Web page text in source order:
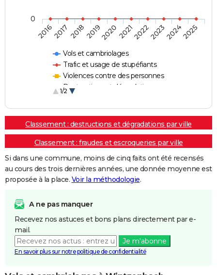
Vols et cambriolages
Trafic et usage de stupéfiants
Violences contre des personnes
Destructions et dégradations
1/2
20162017 20182019202020212022202320242025
0
Classement : destructions et dégradations par ville
Classement : fraudes et escroqueries par ville
Si dans une commune, moins de cinq faits ont été recensés
au cours des trois dernières années, une donnée moyenne est
proposée à la place. Voir la méthodologie.
A ne pas manquer
Recevez nos astuces et bons plans directement par e-
mail.
Je m'abonne
En savoir plus sur notre politique de confidentialité